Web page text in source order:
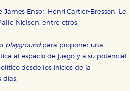
Ensor, Henri Cartier-Bresson, Le
Nielsen, entre otros.
playgroundpara proponer una
al espacio de juego y a su potencial
desde los inicios de la
días.